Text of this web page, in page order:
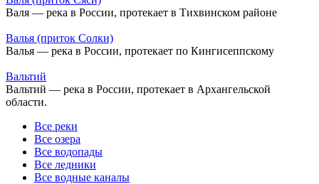
Валя — река в России, протекает в Тихвинском районе
Валья (приток Солки)
Валья — река в России, протекает по Кингисеппскому
Вальтий
Вальтий — река в России, протекает в Архангельской
области.
Все реки
Все озера
Все водопады
Все ледники
Все водные каналы